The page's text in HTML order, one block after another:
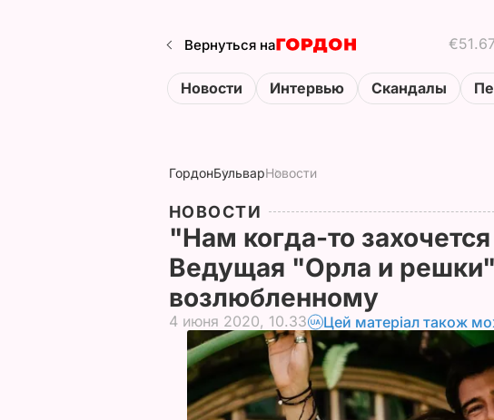
Вернуться на
Новости Интервью Скандалы
ГордонБульварНовости
НОВОСТИ
"Нам когда-то
Ведущая "Орла и решки"
возлюбленному
4 июня 2020, 10.33 Цей матеріал також